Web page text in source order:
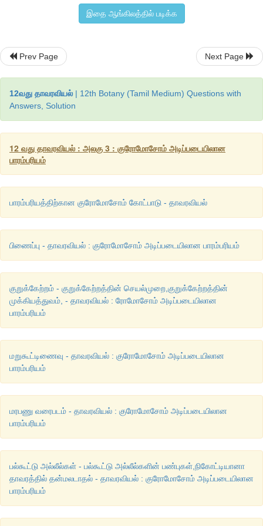
ஈ) நீக்குதல் சடுதிமாற்றம்
8. கூற்று : காமா கதிர்கள் பொதுவாகக் கோதுமை வகைகளில்
தூண்டப் பயன்படுகிறது.
அ) கூற்று சரி காரணம் கூற்றுக்குச் சரியான விளக்கம்
ஆ) கூற்று சரி காரணம் கூற்றுக்குச் சரியான விளக்கமல்ல
விடை : இ). கூற்று சரி காரணம் கூற்றுக்குச் தவறான விளக்கம்.
இதை ஆங்கிலத்தில் படிக்க
Prev Page Next Page
12வது தாவரவியல் | 12th Botany (Tamil Medium) Questions with
Answers, Solution
12 வது தாவரவியல் : அலகு 3 : குரோமோசோம் அடிப்படையிலான
பாரம்பரியம்
பாரம்பரியத்திற்கான குரோமோசோம் கோட்பாடு - தாவரவியல்
பிணைப்பு - தாவரவியல் : குரோமோசோம் அடிப்படையிலான பாரம்பரியம்
குறுக்கேற்றம் - குறுக்கேற்றத்தின் செயல்முறை,குறுக்கேற்றத்தின்
முக்கியத்துவம், - தாவரவியல் : ரோமோசோம் அடிப்படையிலான
பாரம்பரியம்
மறுகூட்டிணைவு - தாவரவியல் : குரோமோசோம் அடிப்படையிலான
பாரம்பரியம்
மரபணு வரைபடம் - தாவரவியல் : குரோமோசோம் அடிப்படையிலான
பாரம்பரியம்
பல்கூட்டு அல்லீல்கள் - பல்கூட்டு அல்லீல்களின் பண்புகள்,நிகோட்டியானா
தாவரத்தில் தன்மலடாதல் - தாவரவியல் : குரோமோசோம் அடிப்படையிலான
பாரம்பரியம்